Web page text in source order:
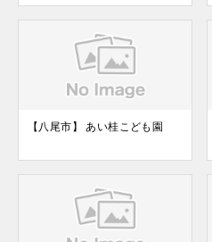
【八尾市】 あい桂こども園